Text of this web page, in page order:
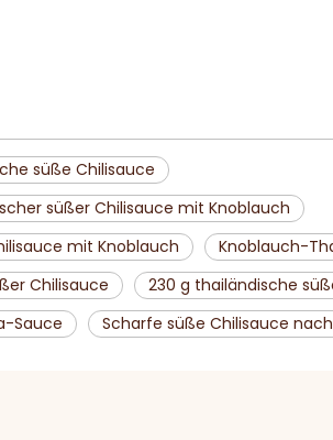
süße Chilisauce
süßer Chilisauce mit Knoblauch
mit Knoblauch
Knoblauch-
Chilisauce
230 g thailändische
Sauce
Scharfe süße Chilisauce